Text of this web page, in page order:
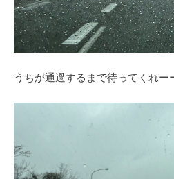
うちが通過するまで待ってくれー